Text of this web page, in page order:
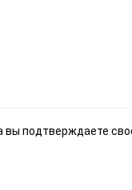
вы подтверждаете